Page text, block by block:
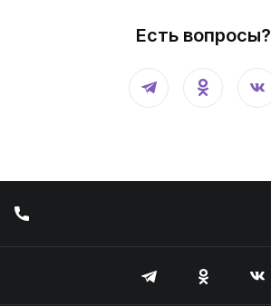
Есть вопросы?